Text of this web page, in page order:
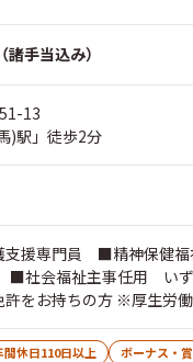
諸手当込み）
13
)駅」徒歩2分
援専門員 ■精神保健
■社会福祉主事任用 いず
をお持ちの方 ※厚生労働
ることが成績証明書の提
間休日110日以上
ボーナス・